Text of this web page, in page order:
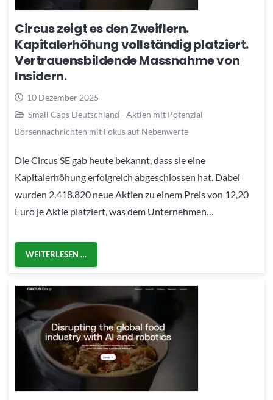
Circus zeigt es den Zweiflern.
Kapitalerhöhung vollständig platziert.
Vertrauensbildende Massnahme von
Insidern.
10 Dezember 2025
Small Caps Deutschland - Aktien mit Potenzial
Börsennachrichten mit Fokus auf Nebenwerte
Die Circus SE gab heute bekannt, dass sie eine
Kapitalerhöhung erfolgreich abgeschlossen hat. Dabei
wurden 2.418.820 neue Aktien zu einem Preis von 12,20
Euro je Aktie platziert, was dem Unternehmen…
WEITERLESEN …